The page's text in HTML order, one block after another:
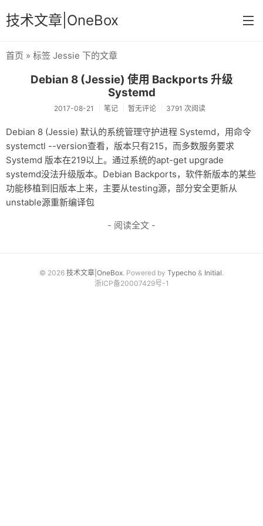
技术文章|OneBox
记事
笔记
文章归档
关于
首页 » 标签 Jessie 下的文章
Debian 8 (Jessie) 使用 Backports 升级
Systemd
2017-08-21 笔记 暂无评论 3791 次阅读
Debian 8 (Jessie) 默认的系统管理守护进程 Systemd，用命令
systemctl --version查看，版本只有215，而多数服务要求
Systemd 版本在219以上。通过系统的apt-get upgrade
systemd没法升级版本。Debian Backports，软件新版本的某些
功能移植到旧版本上来，主要从testing源，部分安全更新从
unstable源重新编译包
- 阅读全文 -
© 2026 技术文章|OneBox. Powered by Typecho & Initial.
浙ICP备20007429号-1